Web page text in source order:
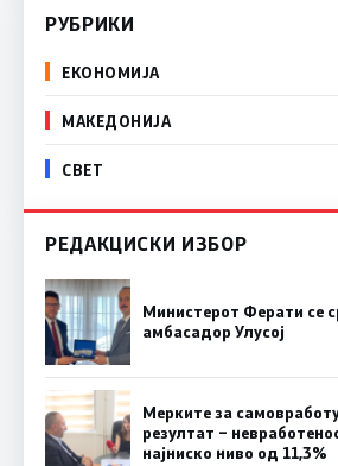
РУБРИКИ
ЕКОНОМИЈА
МАКЕДОНИЈА
СВЕТ
РЕДАКЦИСКИ ИЗБОР
Министерот Ферати се
амбасадор Улусој
Мерките за
резултат –
најниско ниво од 11,3%